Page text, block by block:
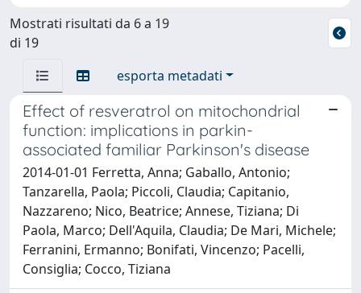
Mostrati risultati da 6 a 19
di 19
esporta metadati
Effect of resveratrol on mitochondrial
function: implications in parkin-
associated familiar Parkinson's disease
2014-01-01 Ferretta, Anna; Gaballo, Antonio;
Tanzarella, Paola; Piccoli, Claudia; Capitanio,
Nazzareno; Nico, Beatrice; Annese, Tiziana; Di
Paola, Marco; Dell'Aquila, Claudia; De Mari, Michele;
Ferranini, Ermanno; Bonifati, Vincenzo; Pacelli,
Consiglia; Cocco, Tiziana